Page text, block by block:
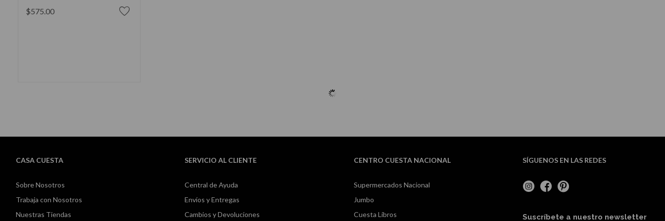
$575.00
CASA CUESTA
Sobre Nosotros
Trabaja con Nosotros
Nuestras Tiendas
SERVICIO AL CLIENTE
Central de Ayuda
Envíos y Entregas
Cambios y Devoluciones
CENTRO CUESTA NACIONAL
Supermercados Nacional
Jumbo
Cuesta Libros
SÍGUENOS EN LAS REDES
Suscríbete a nuestro newsletter